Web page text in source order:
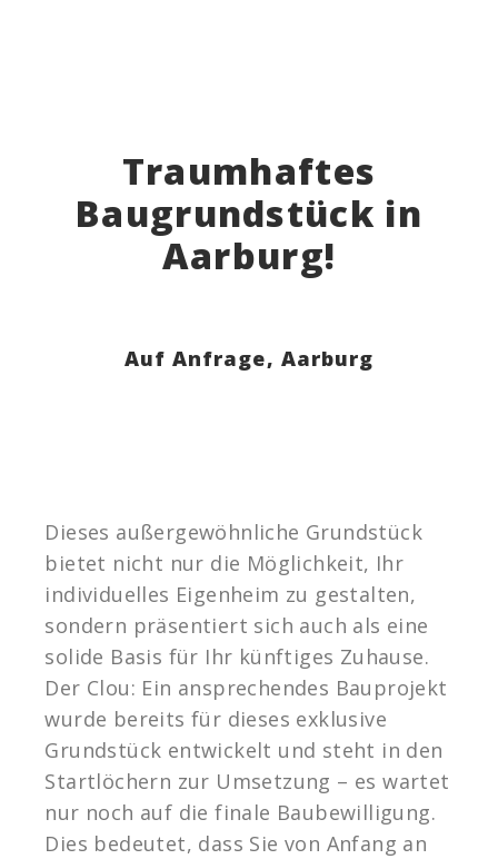
Traumhaftes
Baugrundstück in
Aarburg!
Auf Anfrage, Aarburg
Dieses außergewöhnliche Grundstück
bietet nicht nur die Möglichkeit, Ihr
individuelles Eigenheim zu gestalten,
sondern präsentiert sich auch als eine
solide Basis für Ihr künftiges Zuhause.
Der Clou: Ein ansprechendes Bauprojekt
wurde bereits für dieses exklusive
Grundstück entwickelt und steht in den
Startlöchern zur Umsetzung – es wartet
nur noch auf die finale Baubewilligung.
Dies bedeutet, dass Sie von Anfang an